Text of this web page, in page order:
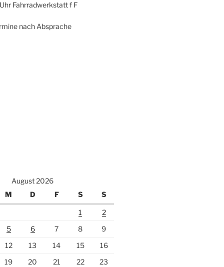
Fahrradwerkstatt f F
nach Absprache
August 2026
M
D F S S
1
2
5
6 7 8
9
12
13 14 15
16
19
20 21 22
23